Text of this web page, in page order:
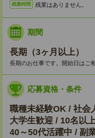
残業時間 残業はありません。
期間
長期（3ヶ月以上）
長期のお仕事です。開始日は
応募資格・条件
職種未経験OK / 社会
大学生歓迎 / 10名以
40～50代活躍中 / 副